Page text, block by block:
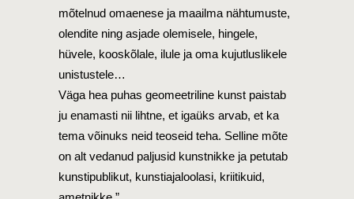
mõtelnud omaenese ja maailma nähtumuste,
olendite ning asjade olemisele, hingele,
hüvele, kooskõlale, ilule ja oma kujutluslikele
unistustele…
Väga hea puhas geomeetriline kunst paistab
ju enamasti nii lihtne, et igaüks arvab, et ka
tema võinuks neid teoseid teha. Selline mõte
on alt vedanud paljusid kunstnikke ja petutab
kunstipublikut, kunstiajaloolasi, kriitikuid,